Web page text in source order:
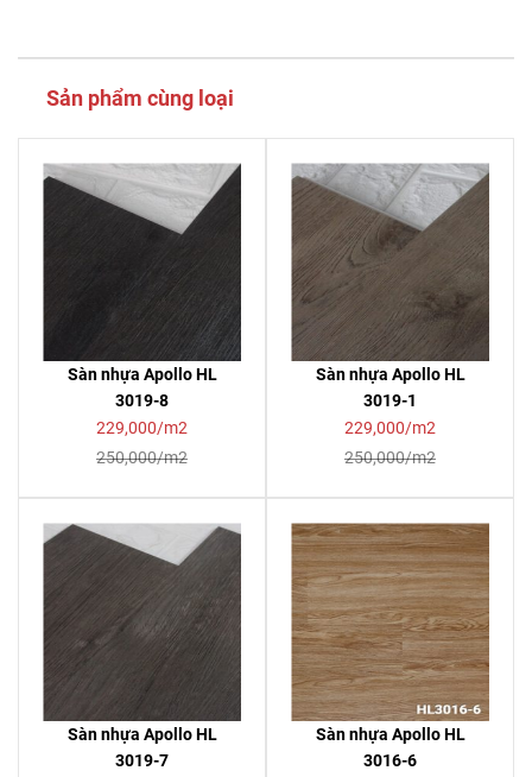
Sản phẩm cùng loại
Sàn nhựa Apollo HL
3019-8
229,000/m2
250,000/m2
Sàn nhựa Apollo HL
3019-1
229,000/m2
250,000/m2
Sàn nhựa Apollo HL
3019-7
Sàn nhựa Apollo HL
3016-6